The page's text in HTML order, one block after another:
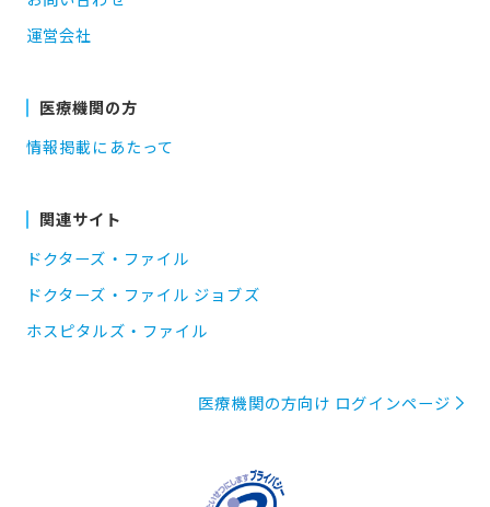
運営会社
医療機関の方
情報掲載にあたって
関連サイト
ドクターズ・ファイル
ドクターズ・ファイル ジョブズ
ホスピタルズ・ファイル
医療機関の方向け ログインページ